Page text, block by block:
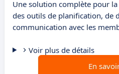
Une solution complète pour
des outils de planification, de
communication avec les
Voir plus de détails
En